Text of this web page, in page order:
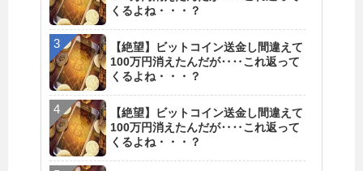
くるよね・・・？
【絶望】ビットコイン送金し間違えて
100万円消えたんだが‥‥これ返って
くるよね・・・？
【絶望】ビットコイン送金し間違えて
100万円消えたんだが‥‥これ返って
くるよね・・・？